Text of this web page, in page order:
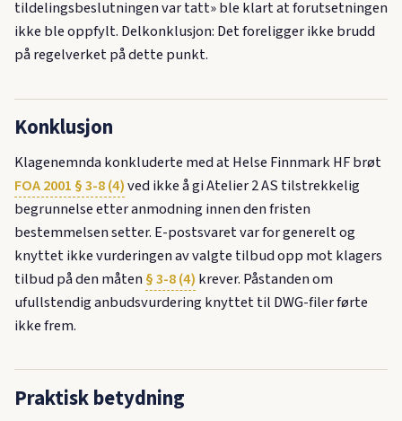
tildelingsbeslutningen var tatt» ble klart at forutsetningen
ikke ble oppfylt. Delkonklusjon: Det foreligger ikke brudd
på regelverket på dette punkt.
Konklusjon
Klagenemnda konkluderte med at Helse Finnmark HF brøt
FOA 2001 § 3-8 (4)ved ikke å gi Atelier 2 AS tilstrekkelig
begrunnelse etter anmodning innen den fristen
bestemmelsen setter. E-postsvaret var for generelt og
knyttet ikke vurderingen av valgte tilbud opp mot klagers
tilbud på den måten§ 3-8 (4) krever. Påstanden om
ufullstendig anbudsvurdering knyttet til DWG-filer førte
ikke frem.
Praktisk betydning